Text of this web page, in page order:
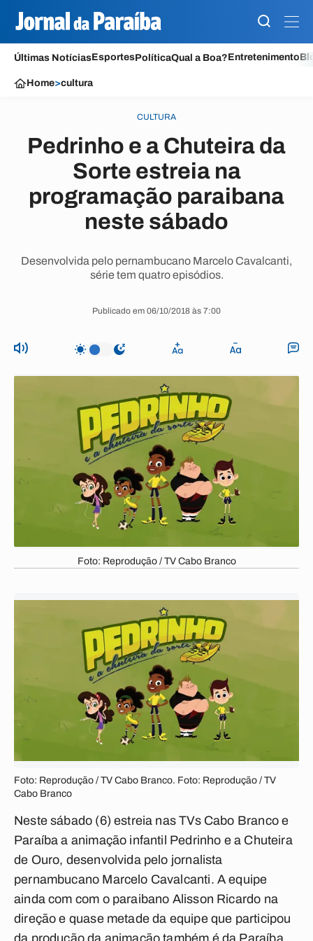
Últimas NotíciasEsportesPolíticaQual a Boa?Entretenimento
Home>cultura
CULTURA
Pedrinho e a Chuteira da
Sorte estreia na
programação paraibana
neste sábado
Desenvolvida pelo pernambucano Marcelo Cavalcanti,
série tem quatro episódios.
Publicado em 06/10/2018 às 7:00
Foto: Reprodução / TV Cabo Branco
Foto: Reprodução / TV Cabo Branco. Foto: Reprodução / TV
Cabo Branco
Neste sábado (6) estreia nas TVs Cabo Branco e
Paraíba a animação infantil Pedrinho e a Chuteira
de Ouro, desenvolvida pelo jornalista
pernambucano Marcelo Cavalcanti. A equipe
ainda com com o paraibano Alisson Ricardo na
direção e quase metade da equipe que participou
da produção da animação também é da Paraíba.